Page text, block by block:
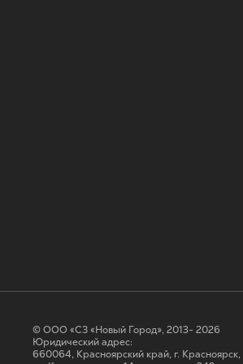
© ООО «СЗ «Новый Город», 2013- 2026
Юридический адрес:
660064, Красноярский край, г. Красноярск,